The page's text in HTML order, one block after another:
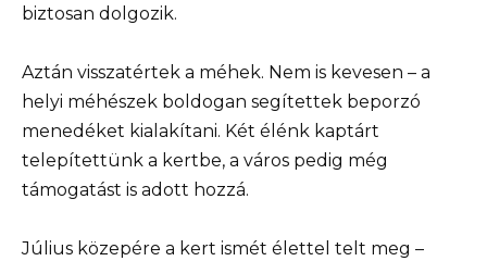
biztosan dolgozik.
Aztán visszatértek a méhek. Nem is kevesen – a
helyi méhészek boldogan segítettek beporzó
menedéket kialakítani. Két élénk kaptárt
telepítettünk a kertbe, a város pedig még
támogatást is adott hozzá.
Július közepére a kert ismét élettel telt meg –